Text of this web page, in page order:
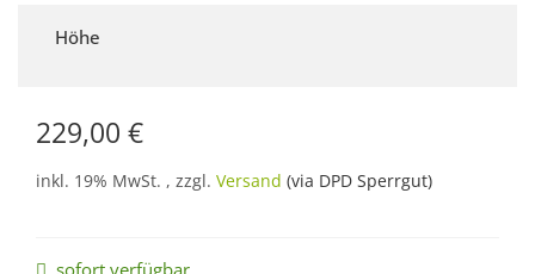
Höhe
229,00 €
inkl. 19% MwSt. , zzgl. Versand (via DPD Sperrgut)